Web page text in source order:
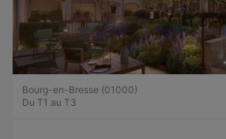
Bourg-en-Bresse (01000)
Du T1 au T3